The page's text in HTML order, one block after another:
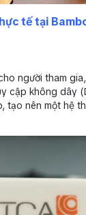
tế tại
người tham
không dây
nên một hệ